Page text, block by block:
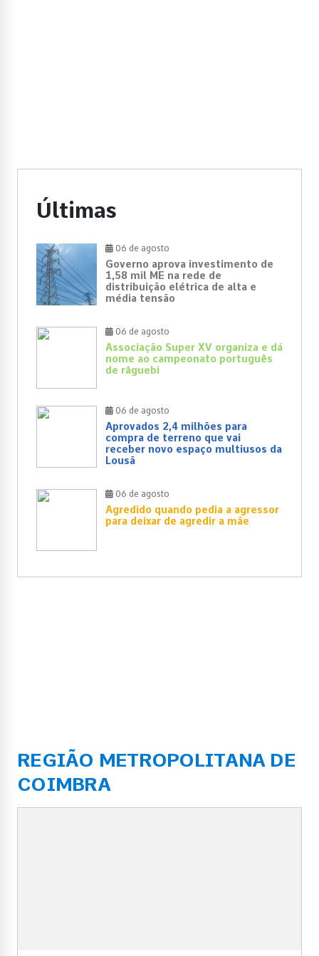
Últimas
06 de agosto
Governo aprova investimento de
1,58 mil ME na rede de
distribuição elétrica de alta e
média tensão
06 de agosto
Associação Super XV organiza e dá
nome ao campeonato português
de râguebi
06 de agosto
Aprovados 2,4 milhões para
compra de terreno que vai
receber novo espaço multiusos da
Lousã
06 de agosto
Agredido quando pedia a agressor
para deixar de agredir a mãe
REGIÃO METROPOLITANA DE
COIMBRA